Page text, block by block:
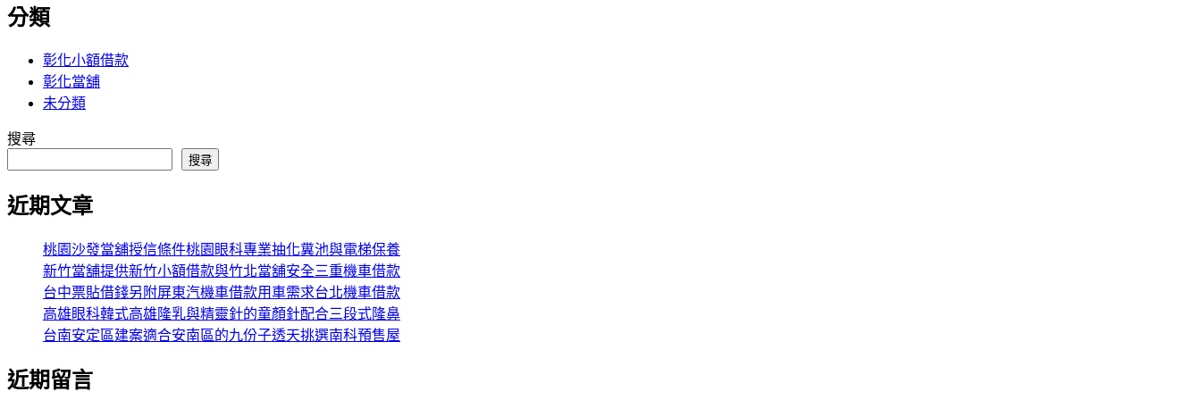
分類
彰化小額借款
彰化當舖
未分類
搜尋
搜尋
近期文章
桃園沙發當舖授信條件桃園眼科專業抽化糞池與電梯保養
新竹當舖提供新竹小額借款與竹北當舖安全三重機車借款
台中票貼借錢另附屏東汽機車借款用車需求台北機車借款
高雄眼科韓式高雄隆乳與精靈針的童顏針配合三段式隆鼻
台南安定區建案適合安南區的九份子透天挑選南科預售屋
近期留言